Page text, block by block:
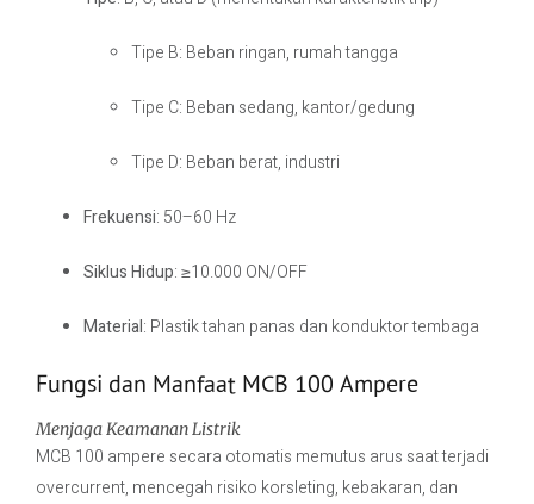
Tipe B: Beban ringan, rumah tangga
Tipe C: Beban sedang, kantor/gedung
Tipe D: Beban berat, industri
Frekuensi: 50–60 Hz
Siklus Hidup: ≥10.000 ON/OFF
Material: Plastik tahan panas dan konduktor tembaga
Fungsi dan Manfaat MCB 100 Ampere
Menjaga Keamanan Listrik
MCB 100 ampere secara otomatis memutus arus saat terjadi
overcurrent, mencegah risiko korsleting, kebakaran, dan